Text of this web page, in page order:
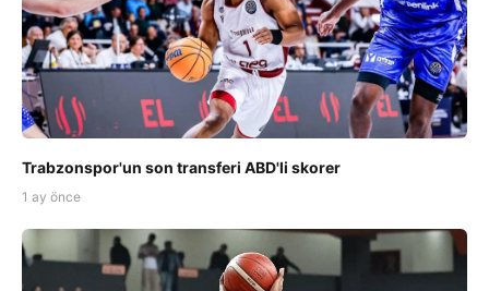
Trabzonspor'un son transferi ABD'li skorer
1 ay önce